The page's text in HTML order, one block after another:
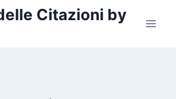
Citazioni by